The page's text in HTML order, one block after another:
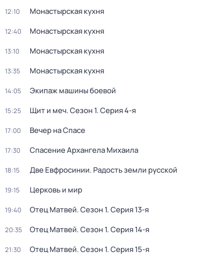
12:10 Монастырская кухня
12:40 Монастырская кухня
13:10 Монастырская кухня
13:35 Монастырская кухня
14:05 Экипаж машины боевой
15:25 Щит и меч. Сезон 1. Серия 4-я
17:00 Вечер на Спасе
17:30 Спасение Архангела Михаила
18:15 Две Евфросинии. Радость земли русской
19:15 Церковь и мир
19:40 Отец Матвей. Сезон 1. Серия 13-я
20:35 Отец Матвей. Сезон 1. Серия 14-я
21:30 Отец Матвей. Сезон 1. Серия 15-я